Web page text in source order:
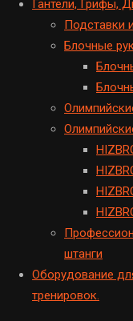
Гантели, Грифы,
Подставки
Блочные
штанги
Оборудование
тренировок.